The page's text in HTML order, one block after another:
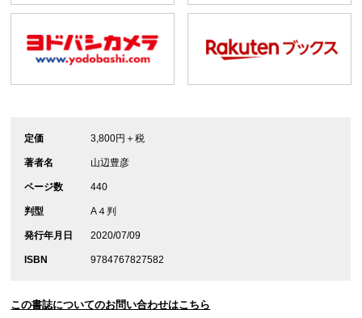
定価 3,800円＋税
著者名 山辺豊彦
ページ数 440
判型 A４判
発行年月日 2020/07/09
ISBN 9784767827582
この書誌についてのお問い合わせはこちら